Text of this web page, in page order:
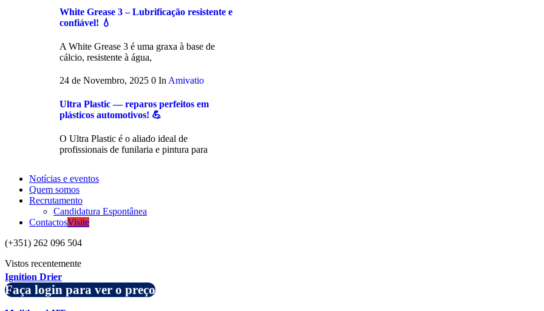
White Grease 3 – Lubrificação resistente e
confiável! 💧
A White Grease 3 é uma graxa à base de
cálcio, resistente à água,
24 de Novembro, 2025 0 In Amivatio
Ultra Plastic — reparos perfeitos em
plásticos automotivos! 💪
O Ultra Plastic é o aliado ideal de
profissionais de funilaria e pintura para
Notícias e eventos
Quem somos
Recrutamento
Candidatura Espontânea
ContactosVisite
(+351) 262 096 504
Vistos recentemente
Ignition Drier
Faça login para ver o preço